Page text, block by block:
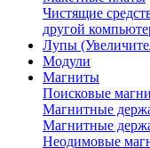
Чистящие
другой
Лупы
Модули
Магниты
Поисковые
Магнитные
Магнитные
Неодимовые